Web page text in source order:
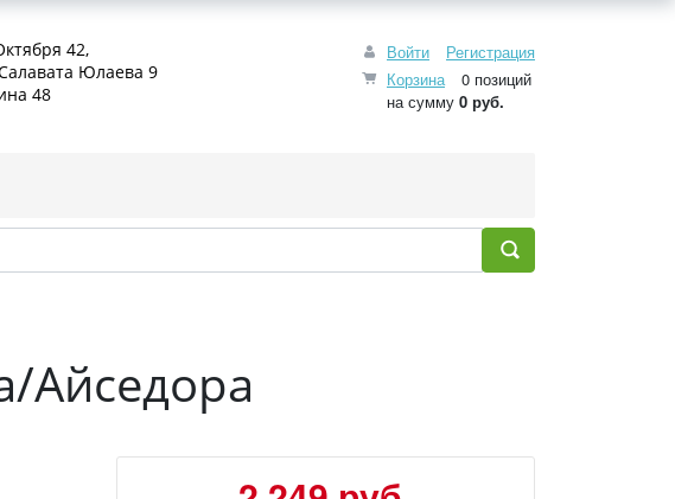
Войти
Регистрация
Корзина
0 позиций
на сумму 0 руб.
42,
Юлаева 9
48
Айседора